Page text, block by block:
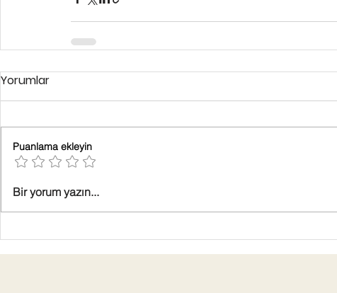
Yorumlar
Puanlama ekleyin
Bir yorum yazın...